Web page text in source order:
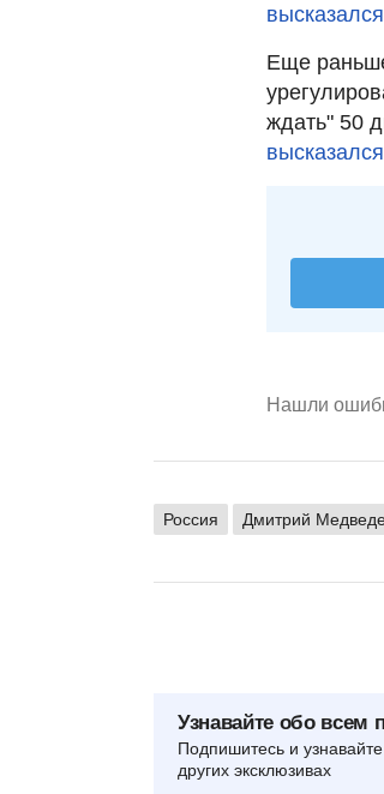
Еще
ждать" 50
Нашли
Россия Дмитрий
Узнавайте обо всем
Подпишитесь и
других эксклюзивах